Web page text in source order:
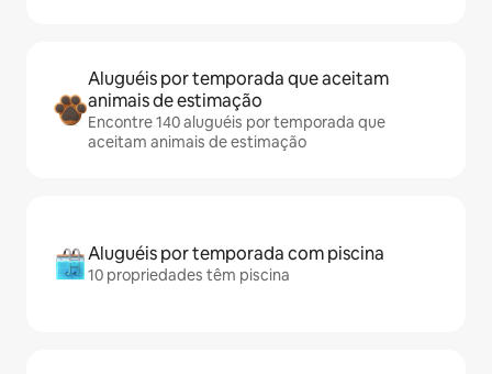
Aluguéis por temporada que aceitam
animais de estimação
Encontre 140 aluguéis por temporada que
aceitam animais de estimação
Aluguéis por temporada com piscina
10 propriedades têm piscina